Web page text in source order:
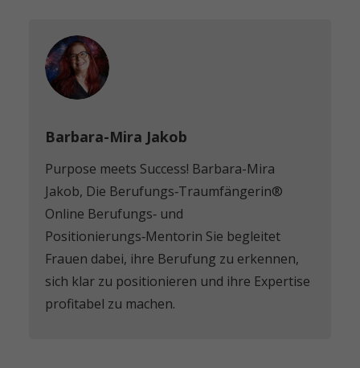
Barbara-Mira Jakob
Purpose meets Success! Barbara-Mira
Jakob, Die Berufungs‑Traumfängerin®️
Online Berufungs‑ und
Positionierungs‑Mentorin Sie begleitet
Frauen dabei, ihre Berufung zu erkennen,
sich klar zu positionieren und ihre Expertise
profitabel zu machen.